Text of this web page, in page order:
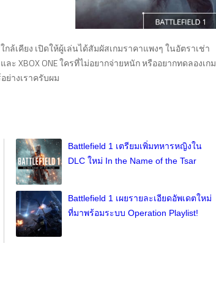
ล้เคียง เปิดให้ผู้เล่นได้สัมผัสเกมราคาแพงๆ ในอัตราเช่า
ะ XBOX ONE ใครที่ไม่อยากจ่ายหนัก หรืออยากทดลองเกม
ย่างเราครับผม
Battlefield 1 เตรียมเพิ่มทหารหญิงใน
DLC ใหม่ In the Name of the Tsar
Battlefield 1 เผยรายละเอียดอัพเดตใหม่
ที่มาพร้อมระบบ Operation Playlist!